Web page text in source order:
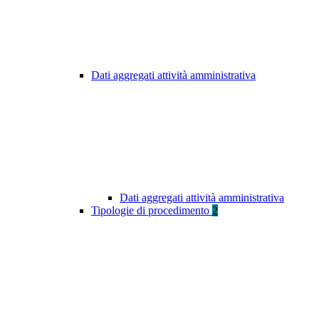
Dati aggregati attività amministrativa
Dati aggregati attività amministrativa
Tipologie di procedimento 2